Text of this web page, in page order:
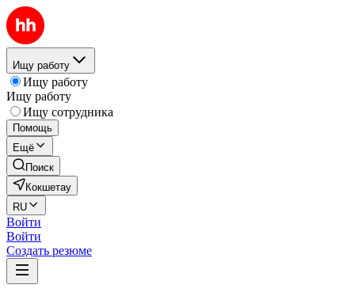
Ищу работу
Ищу работу
Ищу работу
Ищу сотрудника
Помощь
Ещё
Поиск
Кокшетау
RU
Войти
Войти
Создать резюме